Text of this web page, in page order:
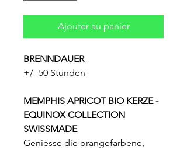
Ajouter au panier
BRENNDAUER
+/- 50 Stunden
MEMPHIS APRICOT BIO KERZE -
EQUINOX COLLECTION
SWISSMADE
Geniesse die orangefarbene,